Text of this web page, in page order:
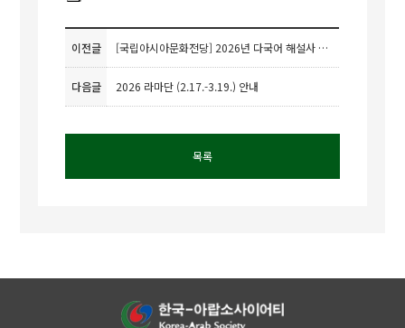
이전글 [국립아시아문화전당] 2026년 다국어 해설사 모집 공고
다음글 2026 라마단 (2.17.-3.19.) 안내
목록